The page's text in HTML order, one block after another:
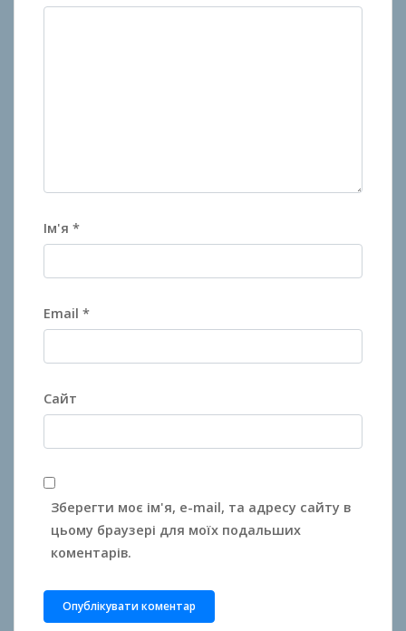
Ім'я *
Email *
Сайт
Зберегти моє ім'я, e-mail, та адресу сайту в
цьому браузері для моїх подальших
коментарів.